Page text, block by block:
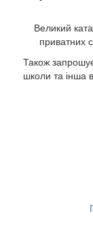
Великий
приватних
Також
школи та інша